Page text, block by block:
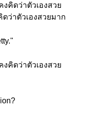
งคิดว่าตัวเองสวย
ว่าตัวเองสวยมาก
งคิดว่าตัวเองสวย